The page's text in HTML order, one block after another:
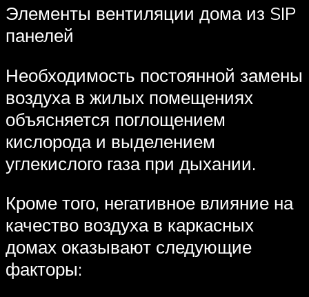
Элементы вентиляции дома из SIP
панелей
Необходимость постоянной замены
воздуха в жилых помещениях
объясняется поглощением
кислорода и выделением
углекислого газа при дыхании.
Кроме того, негативное влияние на
качество воздуха в каркасных
домах оказывают следующие
факторы: